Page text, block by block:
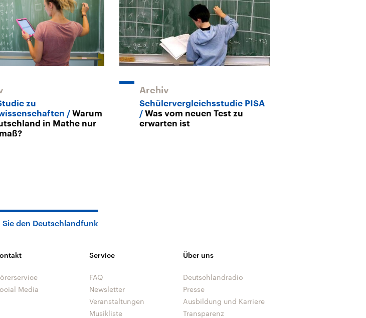
zu
Warum
in Mathe nur
Archiv
Schülervergleichsstudie PISA
Was vom neuen Test zu
erwarten ist
Sie den Deutschlandfunk
Media
Service
FAQ
Newsletter
Veranstaltungen
Musikliste
Über uns
Deutschlandradio
Presse
Ausbildung und Karriere
Transparenz